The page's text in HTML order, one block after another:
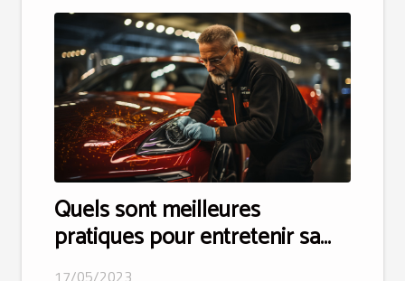
Quels sont meilleures
pratiques pour entretenir sa
voiture pour une longue durée
17/05/2023